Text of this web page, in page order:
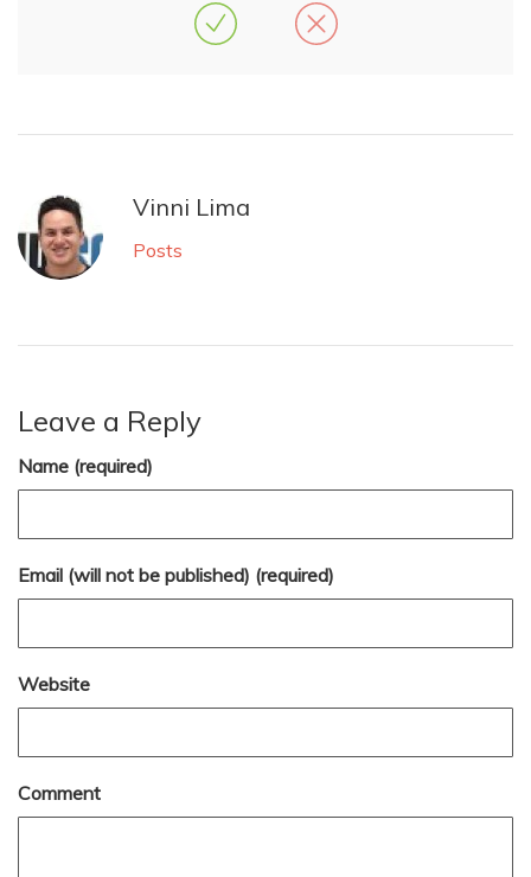
Vinni Lima
Posts
Leave a Reply
Name (required)
Email (will not be published) (required)
Website
Comment